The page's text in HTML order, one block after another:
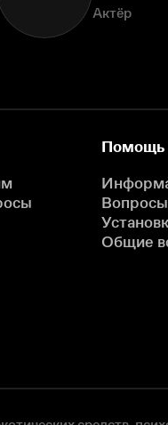
Актёр
Помощь
Общие